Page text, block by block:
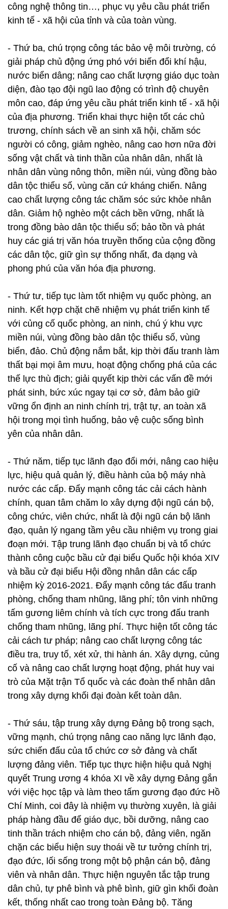
công nghệ thông tin…, phục vụ yêu cầu phát triển
kinh tế - xã hội của tỉnh và của toàn vùng.
- Thứ ba, chú trọng công tác bảo vệ môi trường, có
giải pháp chủ động ứng phó với biến đổi khí hậu,
nước biển dâng; nâng cao chất lượng giáo dục toàn
diện, đào tạo đội ngũ lao động có trình độ chuyên
môn cao, đáp ứng yêu cầu phát triển kinh tế - xã hội
của địa phương. Triển khai thực hiện tốt các chủ
trương, chính sách về an sinh xã hội, chăm sóc
người có công, giảm nghèo, nâng cao hơn nữa đời
sống vật chất và tinh thần của nhân dân, nhất là
nhân dân vùng nông thôn, miền núi, vùng đồng bào
dân tộc thiểu số, vùng căn cứ kháng chiến. Nâng
cao chất lượng công tác chăm sóc sức khỏe nhân
dân. Giảm hộ nghèo một cách bền vững, nhất là
trong đồng bào dân tộc thiểu số; bảo tồn và phát
huy các giá trị văn hóa truyền thống của cộng đồng
các dân tộc, giữ gìn sự thống nhất, đa dạng và
phong phú của văn hóa địa phương.
- Thứ tư, tiếp tục làm tốt nhiệm vụ quốc phòng, an
ninh. Kết hợp chặt chẽ nhiệm vụ phát triển kinh tế
với củng cố quốc phòng, an ninh, chú ý khu vực
miền núi, vùng đồng bào dân tộc thiểu số, vùng
biển, đảo. Chủ động nắm bắt, kịp thời đấu tranh làm
thất bại mọi âm mưu, hoạt động chống phá của các
thế lực thù địch; giải quyết kịp thời các vấn đề mới
phát sinh, bức xúc ngay tại cơ sở, đảm bảo giữ
vững ổn định an ninh chính trị, trật tự, an toàn xã
hội trong mọi tình huống, bảo vệ cuộc sống bình
yên của nhân dân.
- Thứ năm, tiếp tục lãnh đạo đổi mới, nâng cao hiệu
lực, hiệu quả quản lý, điều hành của bộ máy nhà
nước các cấp. Đẩy mạnh công tác cải cách hành
chính, quan tâm chăm lo xây dựng đội ngũ cán bộ,
công chức, viên chức, nhất là đội ngũ cán bộ lãnh
đạo, quản lý ngang tầm yêu cầu nhiệm vụ trong giai
đoạn mới. Tập trung lãnh đạo chuẩn bị và tổ chức
thành công cuộc bầu cử đại biểu Quốc hội khóa XIV
và bầu cử đại biểu Hội đồng nhân dân các cấp
nhiệm kỳ 2016-2021. Đẩy mạnh công tác đấu tranh
phòng, chống tham nhũng, lãng phí; tôn vinh những
tấm gương liêm chính và tích cực trong đấu tranh
chống tham nhũng, lãng phí. Thực hiện tốt công tác
cải cách tư pháp; nâng cao chất lượng công tác
điều tra, truy tố, xét xử, thi hành án. Xây dựng, củng
cố và nâng cao chất lượng hoạt động, phát huy vai
trò của Mặt trận Tổ quốc và các đoàn thể nhân dân
trong xây dựng khối đại đoàn kết toàn dân.
- Thứ sáu, tập trung xây dựng Đảng bộ trong sạch,
vững mạnh, chú trọng nâng cao năng lực lãnh đạo,
sức chiến đấu của tổ chức cơ sở đảng và chất
lượng đảng viên. Tiếp tục thực hiện hiệu quả Nghị
quyết Trung ương 4 khóa XI về xây dựng Đảng gắn
với việc học tập và làm theo tấm gương đạo đức Hồ
Chí Minh, coi đây là nhiệm vụ thường xuyên, là giải
pháp hàng đầu để giáo dục, bồi dưỡng, nâng cao
tinh thần trách nhiệm cho cán bộ, đảng viên, ngăn
chặn các biểu hiện suy thoái về tư tưởng chính trị,
đạo đức, lối sống trong một bộ phận cán bộ, đảng
viên và nhân dân. Thực hiện nguyên tắc tập trung
dân chủ, tự phê bình và phê bình, giữ gìn khối đoàn
kết, thống nhất cao trong toàn Đảng bộ. Tăng